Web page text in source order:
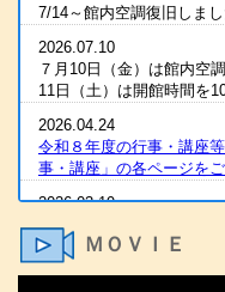
7/14～館内空調復旧しま
2026.07.10
７月10日（金）は館内空
11日（土）は開館時間を
2026.04.24
令和８年度の行事・講座
事・講座」の各ページをご
2026.03.19
2025（令和7）年度 全国
2026.03.07
R８年度の手話通訳者養
ＭＯＶＩＥ